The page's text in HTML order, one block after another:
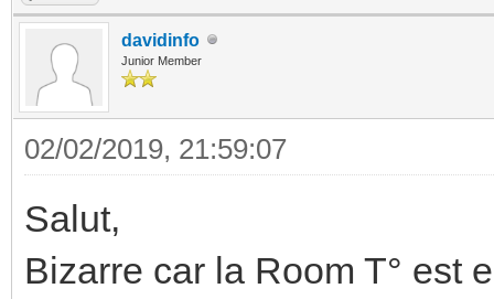
davidinfo
Junior Member
02/02/2019, 21:59:07
Salut,
Bizarre car la Room T° est